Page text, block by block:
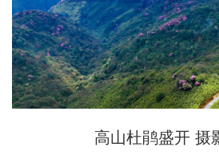
高山杜鹃盛开 摄